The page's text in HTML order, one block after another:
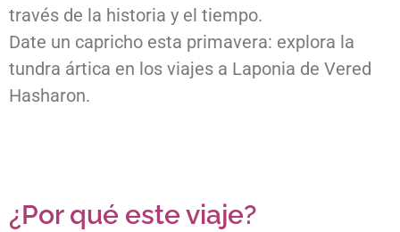
través de la historia y el tiempo.
Date un capricho esta primavera: explora la
tundra ártica en los viajes a Laponia de Vered
Hasharon.
¿Por qué este viaje?